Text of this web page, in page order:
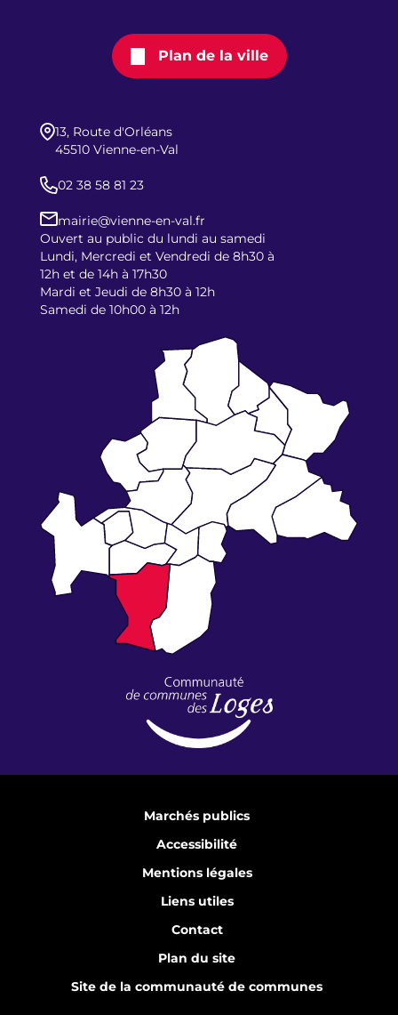
Plan de la ville
13, Route d'Orléans
45510 Vienne-en-Val
02 38 58 81 23
mairie@vienne-en-val.fr
Ouvert au public du lundi au samedi
Lundi, Mercredi et Vendredi de 8h30 à
12h et de 14h à 17h30
Mardi et Jeudi de 8h30 à 12h
Samedi de 10h00 à 12h
Marchés publics
Accessibilité
Mentions légales
Liens utiles
Contact
Plan du site
Site de la communauté de communes